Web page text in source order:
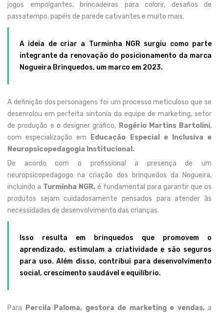
jogos empolgantes, brincadeiras para colorir, desafios de
passatempo, papéis de parede cativantes e muito mais.
A ideia de criar a Turminha NGR surgiu como parte
integrante da renovação do posicionamento da marca
Nogueira Brinquedos, um marco em 2023.
A definição dos personagens foi um processo meticuloso que se
desenrolou em perfeita sintonia da equipe de marketing, setor
de produção e o designer gráfico, Rogério Martins Bartolini,
com especialização em Educação Especial e Inclusiva e
Neuropsicopedagogia Institucional.
De acordo com o profissional a presença de um
neuropsicopedagogo na criação dos brinquedos da Nogueira,
incluindo a Turminha NGR, é fundamental para garantir que os
produtos sejam cuidadosamente pensados para atender às
necessidades de desenvolvimento das crianças.
Isso resulta em brinquedos que promovem o
aprendizado, estimulam a criatividade e são seguros
para uso. Além disso, contribui para desenvolvimento
social, crescimento saudável e equilíbrio.
Para Percila Paloma, gestora de marketing e vendas,a